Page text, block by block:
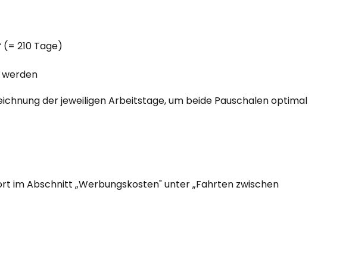
(= 210 Tage)
der jeweiligen Arbeitstage, um beide Pauschalen optimal
im Abschnitt „Werbungskosten" unter „Fahrten zwischen